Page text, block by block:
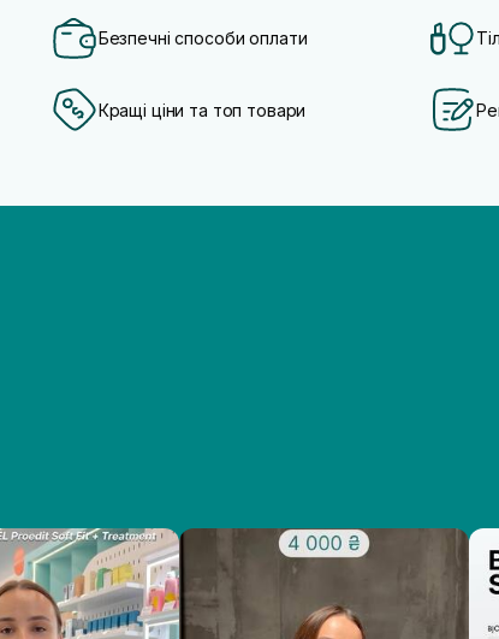
Безпечні способи оплати
Кращі ціни та топ товари